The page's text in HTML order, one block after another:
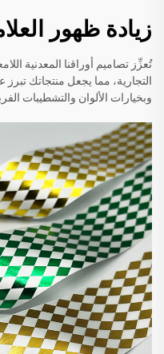
زيادة ظهور
تُعزِّز تصاميم أوراقنا المعدنية
التجارية، مما يجعل منتجاتك تبرز
وبخيارات الألوان والتشطيبات